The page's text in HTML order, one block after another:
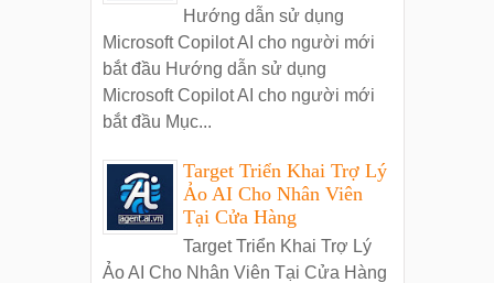
Hướng dẫn sử dụng
Microsoft Copilot AI cho người mới
bắt đầu Hướng dẫn sử dụng
Microsoft Copilot AI cho người mới
bắt đầu Mục...
Target Triển Khai Trợ Lý
Ảo AI Cho Nhân Viên
Tại Cửa Hàng
Target Triển Khai Trợ Lý
Ảo AI Cho Nhân Viên Tại Cửa Hàng